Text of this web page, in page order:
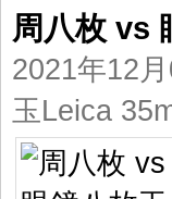
周八枚 vs
2021年12月
玉Leica